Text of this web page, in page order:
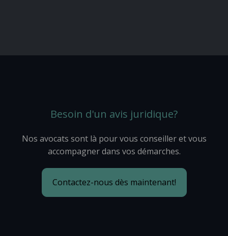
Besoin d'un avis juridique?
Nos avocats sont là pour vous conseiller et vous
accompagner dans vos démarches.
Contactez-nous dès maintenant!